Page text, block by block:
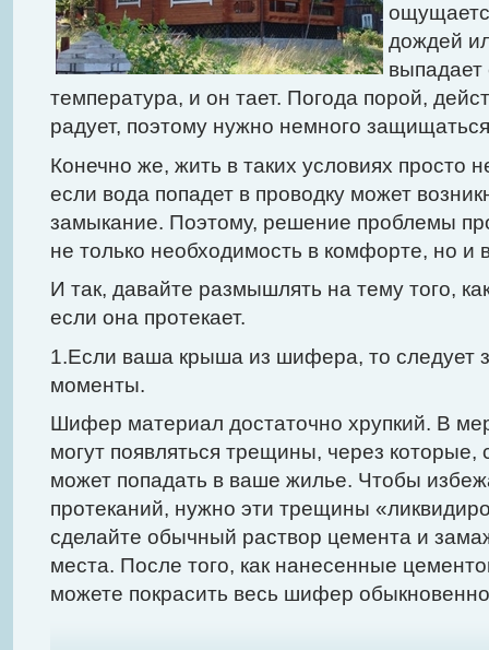
дождей
выпадает
температура, и он тает. Погода порой,
радует, поэтому нужно немного
Конечно же, жить в таких условиях просто
если вода попадет в проводку может
замыкание. Поэтому, решение проблемы
не только необходимость в комфорте, но и
И так, давайте размышлять на тему того,
если она протекает.
1.Если ваша крыша из шифера, то следует
моменты.
Шифер материал достаточно хрупкий. В
могут появляться трещины, через которые,
может попадать в ваше жилье. Чтобы
протеканий, нужно эти трещины
сделайте обычный раствор цемента и
места. После того, как нанесенные
можете покрасить весь шифер